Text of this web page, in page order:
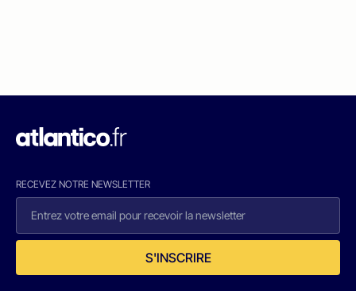
RECEVEZ NOTRE NEWSLETTER
S'INSCRIRE